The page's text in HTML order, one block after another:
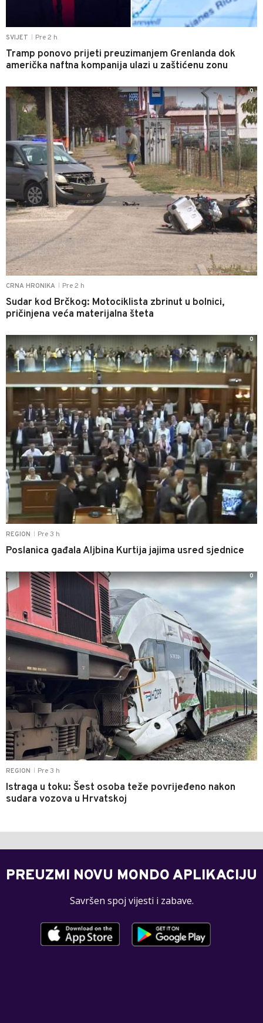
SVIJET Pre 2 h
Tramp ponovo prijeti preuzimanjem Grenlanda dok
američka naftna kompanija ulazi u zaštićenu zonu
CRNA HRONIKA Pre 2 h
Sudar kod Brčkog: Motociklista zbrinut u bolnici,
pričinjena veća materijalna šteta
0
REGION Pre 3 h
Poslanica gađala Aljbina Kurtija jajima usred sjednice
0
REGION Pre 3 h
Istraga u toku: Šest osoba teže povrijeđeno nakon
sudara vozova u Hrvatskoj
0
PREUZMI NOVU MONDO APLIKACIJU
Savršen spoj vijesti i zabave.